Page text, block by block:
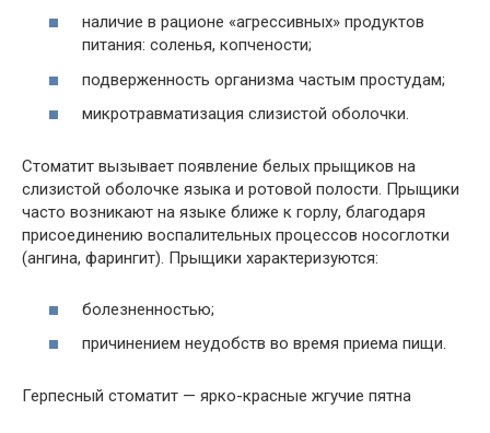
наличие в рационе «агрессивных» продуктов
питания: соленья, копчености;
подверженность организма частым простудам;
микротравматизация слизистой оболочки.
Стоматит вызывает появление белых прыщиков на
слизистой оболочке языка и ротовой полости. Прыщики
часто возникают на языке ближе к горлу, благодаря
присоединению воспалительных процессов носоглотки
(ангина, фарингит). Прыщики характеризуются:
болезненностью;
причинением неудобств во время приема пищи.
Герпесный стоматит — ярко-красные жгучие пятна